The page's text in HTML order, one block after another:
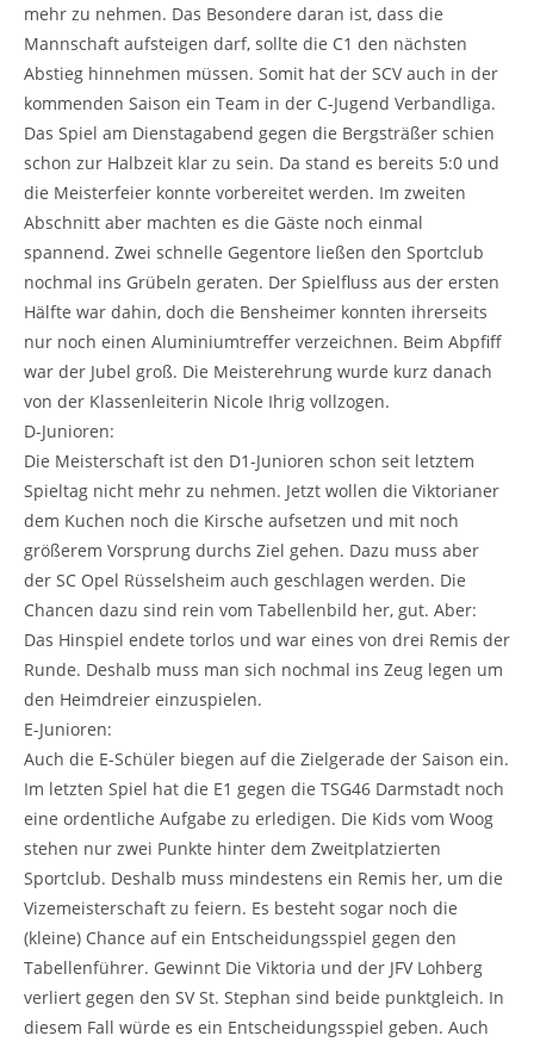
mehr zu nehmen. Das Besondere daran ist, dass die
Mannschaft aufsteigen darf, sollte die C1 den nächsten
Abstieg hinnehmen müssen. Somit hat der SCV auch in der
kommenden Saison ein Team in der C-Jugend Verbandliga.
Das Spiel am Dienstagabend gegen die Bergsträßer schien
schon zur Halbzeit klar zu sein. Da stand es bereits 5:0 und
die Meisterfeier konnte vorbereitet werden. Im zweiten
Abschnitt aber machten es die Gäste noch einmal
spannend. Zwei schnelle Gegentore ließen den Sportclub
nochmal ins Grübeln geraten. Der Spielfluss aus der ersten
Hälfte war dahin, doch die Bensheimer konnten ihrerseits
nur noch einen Aluminiumtreffer verzeichnen. Beim Abpfiff
war der Jubel groß. Die Meisterehrung wurde kurz danach
von der Klassenleiterin Nicole Ihrig vollzogen.
D-Junioren:
Die Meisterschaft ist den D1-Junioren schon seit letztem
Spieltag nicht mehr zu nehmen. Jetzt wollen die Viktorianer
dem Kuchen noch die Kirsche aufsetzen und mit noch
größerem Vorsprung durchs Ziel gehen. Dazu muss aber
der SC Opel Rüsselsheim auch geschlagen werden. Die
Chancen dazu sind rein vom Tabellenbild her, gut. Aber:
Das Hinspiel endete torlos und war eines von drei Remis der
Runde. Deshalb muss man sich nochmal ins Zeug legen um
den Heimdreier einzuspielen.
E-Junioren:
Auch die E-Schüler biegen auf die Zielgerade der Saison ein.
Im letzten Spiel hat die E1 gegen die TSG46 Darmstadt noch
eine ordentliche Aufgabe zu erledigen. Die Kids vom Woog
stehen nur zwei Punkte hinter dem Zweitplatzierten
Sportclub. Deshalb muss mindestens ein Remis her, um die
Vizemeisterschaft zu feiern. Es besteht sogar noch die
(kleine) Chance auf ein Entscheidungsspiel gegen den
Tabellenführer. Gewinnt Die Viktoria und der JFV Lohberg
verliert gegen den SV St. Stephan sind beide punktgleich. In
diesem Fall würde es ein Entscheidungsspiel geben. Auch